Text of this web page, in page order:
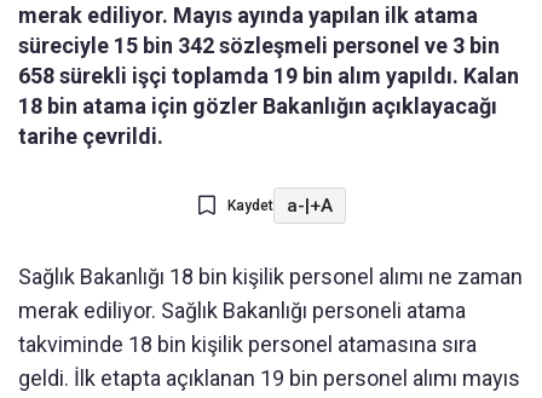
merak ediliyor. Mayıs ayında yapılan ilk atama
süreciyle 15 bin 342 sözleşmeli personel ve 3 bin
658 sürekli işçi toplamda 19 bin alım yapıldı. Kalan
18 bin atama için gözler Bakanlığın açıklayacağı
tarihe çevrildi.
Kaydet a-|+A
Sağlık Bakanlığı 18 bin kişilik personel alımı ne zaman
merak ediliyor. Sağlık Bakanlığı personeli atama
takviminde 18 bin kişilik personel atamasına sıra
geldi. İlk etapta açıklanan 19 bin personel alımı mayıs